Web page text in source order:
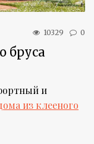
10329 0
бруса
и
из клееного